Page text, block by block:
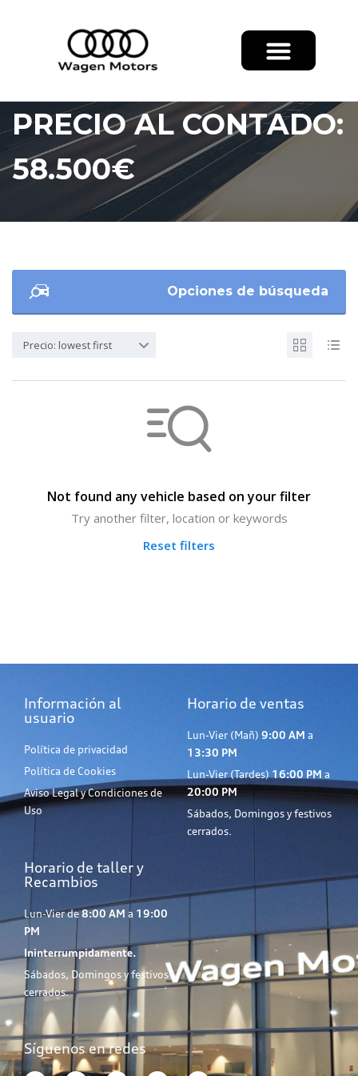
PRECIO AL CONTADO:
58.500€
Opciones de búsqueda
Precio: lowest first
Not found any vehicle based on your filter
Try another filter, location or keywords
Reset filters
Información al
usuario
Política de privacidad
Política de Cookies
Aviso Legal y Condiciones de
Uso
Horario de ventas
Lun-Vier (Mañ) 9:00 AM a
13:30 PM
Lun-Vier (Tardes) 16:00 PM a
20:00 PM
Sábados, Domingos y festivos
cerrados.
Horario de taller y
Recambios
Lun-Vier de8:00 AM a 19:00
PM
Ininterrumpidamente.
Sábados, Domingos y festivos
cerrados.
Síguenos en redes